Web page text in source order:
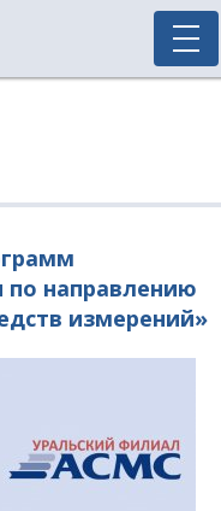
направлению
измерений»